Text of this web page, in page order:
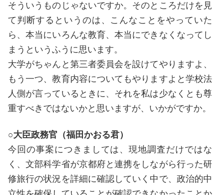
そういうものじゃないですか。そのところだけを見
て判断するというのは、こんなことをやっていた
ら、本当にいろんな教育、本当にできなくなってし
まうというふうに思います。
大学がちゃんと第三者委員会を設けてやりますよ、
もう一つ、教育内容についてもやりますよと学校法
人側が言っているときに、それを私は少なくとも尊
重すべきではないかと思いますが、いかがですか。
○大臣政務官（福田かおる君）
今回の事案につきましては、現地調査だけではな
く、文部科学省が京都府と連携をしながら行った研
修旅行の状況を詳細に確認していく中で、政治的中